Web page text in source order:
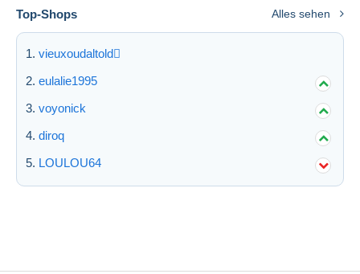
Top-Shops Alles sehen
vieuxoudaltold
eulalie1995
voyonick
diroq
LOULOU64